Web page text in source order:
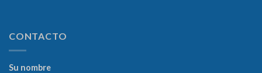
CONTACTO
Su nombre